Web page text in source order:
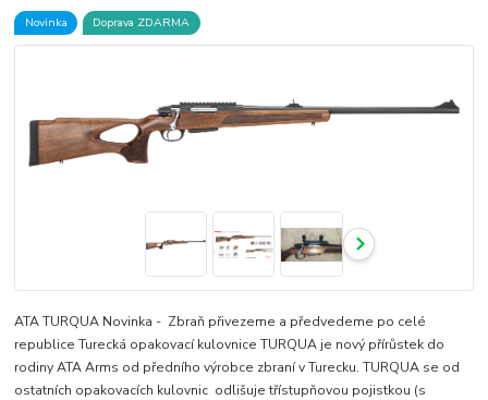
Novinka Doprava ZDARMA
ATA TURQUA Novinka - Zbraň přivezeme a předvedeme po celé
republice Turecká opakovací kulovnice TURQUA je nový přírůstek do
rodiny ATA Arms od předního výrobce zbraní v Turecku. TURQUA se od
ostatních opakovacích kulovnic odlišuje třístupňovou pojistkou (s